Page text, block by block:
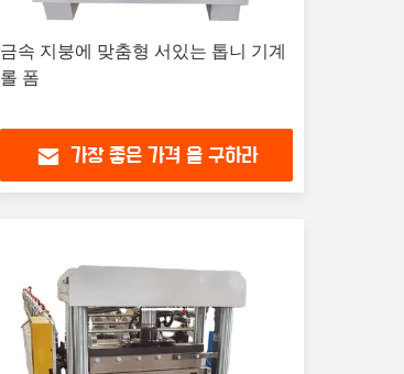
금속 지붕에 맞춤형 서있는 톱니 기계
롤 폼
가장 좋은 가격 을 구하라